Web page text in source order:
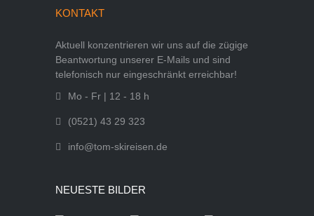
KONTAKT
Aktuell konzentrieren wir uns auf die zügige
Beantwortung unserer E-Mails und sind
telefonisch nur eingeschränkt erreichbar!
Mo - Fr | 12 - 18 h
(0521) 43 29 323
info@tom-skireisen.de
NEUESTE BILDER